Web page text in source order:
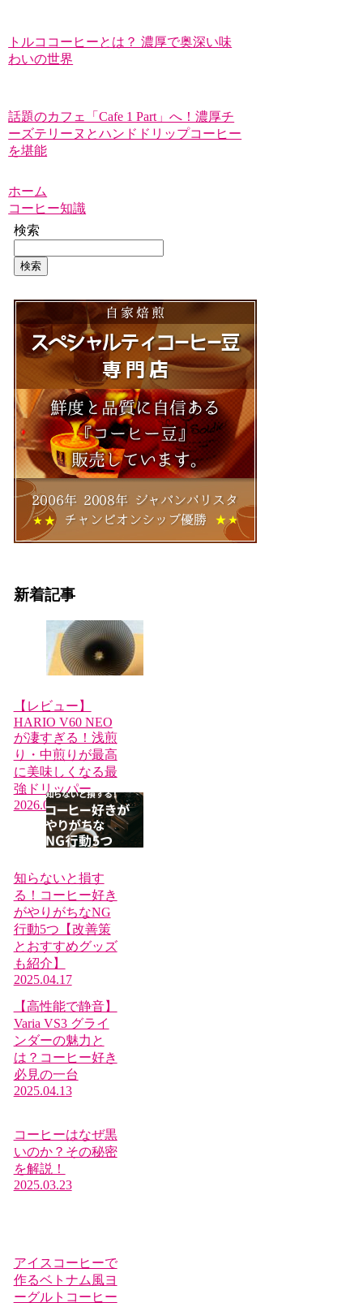
トルココーヒーとは？ 濃厚で奥深い味
わいの世界
話題のカフェ「Cafe 1 Part」へ！濃厚チ
ーズテリーヌとハンドドリップコーヒー
を堪能
ホーム
コーヒー知識
検索
検索
新着記事
【レビュー】
HARIO V60 NEO
が凄すぎる！浅煎
り・中煎りが最高
に美味しくなる最
強ドリッパー
2026.03.22
知らないと損す
る！コーヒー好き
がやりがちなNG
行動5つ【改善策
とおすすめグッズ
も紹介】
2025.04.17
【高性能で静音】
Varia VS3 グライ
ンダーの魅力と
は？コーヒー好き
必見の一台
2025.04.13
コーヒーはなぜ黒
いのか？その秘密
を解説！
2025.03.23
アイスコーヒーで
作るベトナム風ヨ
ーグルトコーヒー